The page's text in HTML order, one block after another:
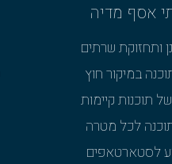
אסף מדיה
ותחזוקת שרתים
במיקור חוץ
תוכנות קיימות
לכל מטרה
לסטארטאפים